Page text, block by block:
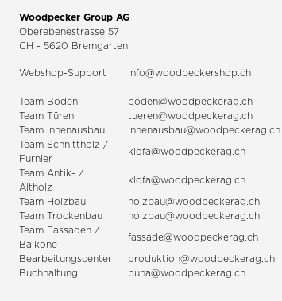
Woodpecker Group AG
Oberebenestrasse 57
CH - 5620 Bremgarten
Webshop-Support info@woodpeckershop.ch
Team Boden
boden@woodpeckerag.ch
Team Türen
tueren@woodpeckerag.ch
Team Innenausbau
innenausbau@woodpeckerag.ch
Team Schnittholz /
Furnier
klofa@woodpeckerag.ch
Team Antik- /
Altholz
klofa@woodpeckerag.ch
Team Holzbau
holzbau@woodpeckerag.ch
Team Trockenbau
holzbau@woodpeckerag.ch
Team Fassaden /
Balkone
fassade@woodpeckerag.ch
Bearbeitungscenter
produktion@woodpeckerag.ch
Buchhaltung
buha@woodpeckerag.ch